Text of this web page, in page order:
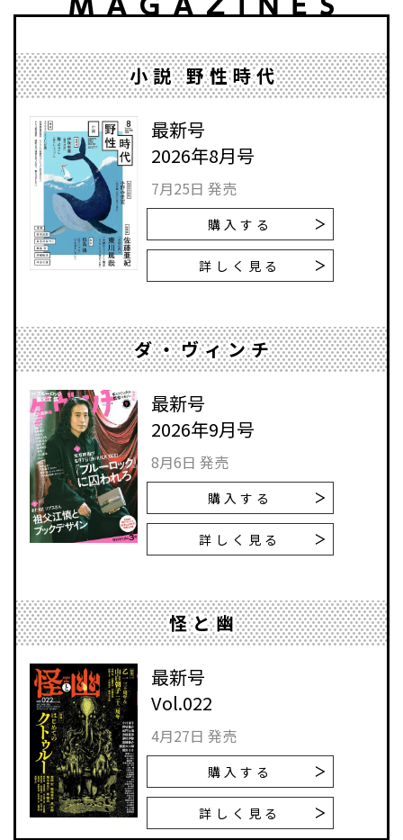
小説 野性時代
最新号
2026年8月号
7月25日 発売
購入する
詳しく見る
ダ・ヴィンチ
最新号
2026年9月号
8月6日 発売
購入する
詳しく見る
怪と幽
最新号
Vol.022
4月27日 発売
購入する
詳しく見る